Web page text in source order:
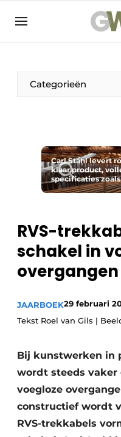
NL
Categorieën
De Pen
Vrouw in de bouw
Duurzaamheid &
Carl Stahl levert
klaar product,
specificaties
RVS-
schakel in
overgangen
JAARBOEK29 februari
Tekst Roel van Gils |
Bij kunstwerken in
wordt steeds
voegloze
constructief wordt
RVS-trekkabels